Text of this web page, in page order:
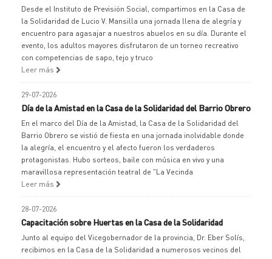
Desde el Instituto de Previsión Social, compartimos en la Casa de
la Solidaridad de Lucio V. Mansilla una jornada llena de alegría y
encuentro para agasajar a nuestros abuelos en su día. Durante el
evento, los adultos mayores disfrutaron de un torneo recreativo
con competencias de sapo, tejo y truco
Leer más
29-07-2026
Día de la Amistad en la Casa de la Solidaridad del Barrio Obrero
En el marco del Día de la Amistad, la Casa de la Solidaridad del
Barrio Obrero se vistió de fiesta en una jornada inolvidable donde
la alegría, el encuentro y el afecto fueron los verdaderos
protagonistas. Hubo sorteos, baile con música en vivo y una
maravillosa representación teatral de "La Vecinda
Leer más
28-07-2026
Capacitación sobre Huertas en la Casa de la Solidaridad
Junto al equipo del Vicegobernador de la provincia, Dr. Eber Solís,
recibimos en la Casa de la Solidaridad a numerosos vecinos del